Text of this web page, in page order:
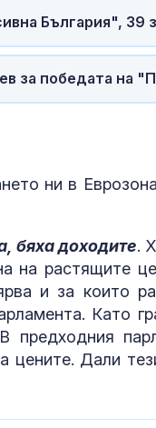
България",
за победата на
ни в
бяха доходите.
на растящите
и за които
Като
предходния
цените. Дали